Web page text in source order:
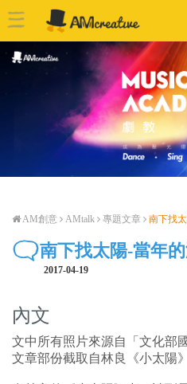
AM創意 AMtalk 專題文章 南下找
南下找太陽-當年
2017-04-19
內文
文中所有照片來源自「文化部
文章部份截取自林良《小太陽》